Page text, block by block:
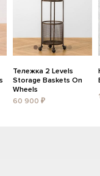
Тележка 2 Levels
Storage Baskets On
Wheels
60 900 ₽